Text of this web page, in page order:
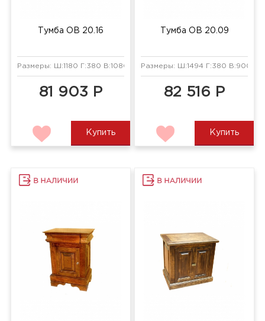
Тумба ОВ 20.16
Размеры: Ш:1180 Г:380 В:1080 мм
81 903 Р
Купить
Тумба ОВ 20.09
Размеры: Ш:1494 Г:380 В:900 мм
82 516 Р
Купить